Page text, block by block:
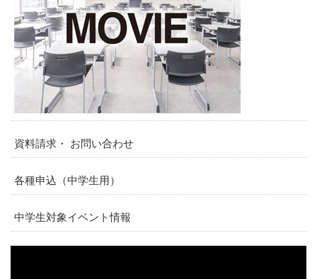
資料請求・ お問い合わせ
各種申込（中学生用）
中学生対象イベント情報